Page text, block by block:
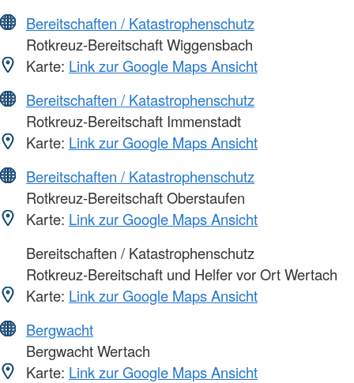
Bereitschaften / Katastrophenschutz
Rotkreuz-Bereitschaft Wiggensbach
Karte: Link zur Google Maps Ansicht
Bereitschaften / Katastrophenschutz
Rotkreuz-Bereitschaft Immenstadt
Karte: Link zur Google Maps Ansicht
Bereitschaften / Katastrophenschutz
Rotkreuz-Bereitschaft Oberstaufen
Karte: Link zur Google Maps Ansicht
Bereitschaften / Katastrophenschutz
Rotkreuz-Bereitschaft und Helfer vor Ort Wertach
Karte: Link zur Google Maps Ansicht
Bergwacht
Bergwacht Wertach
Karte: Link zur Google Maps Ansicht